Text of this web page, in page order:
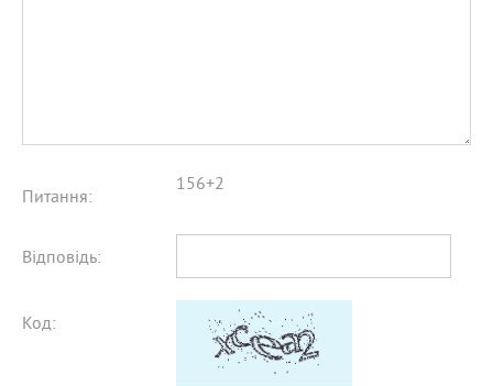
Питання:
156+2
Відповідь:
Код: